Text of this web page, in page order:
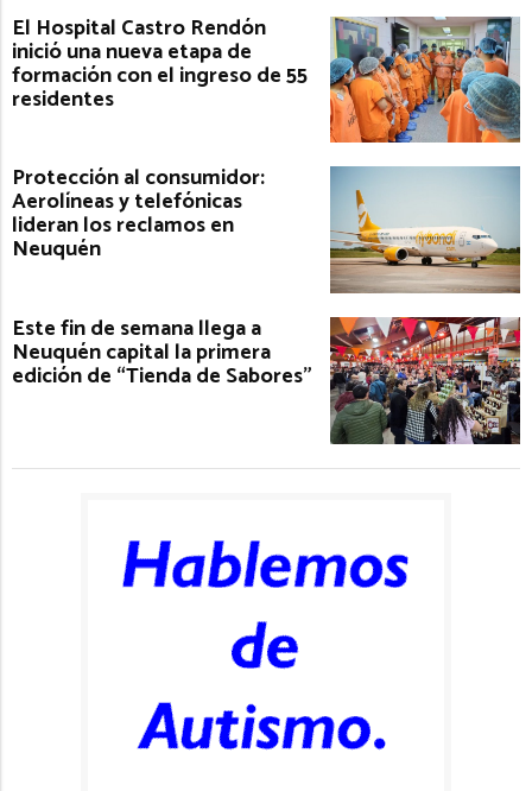
El Hospital Castro Rendón
inició una nueva etapa de
formación con el ingreso de 55
residentes
Protección al consumidor:
Aerolíneas y telefónicas
lideran los reclamos en
Neuquén
Este fin de semana llega a
Neuquén capital la primera
edición de “Tienda de Sabores”